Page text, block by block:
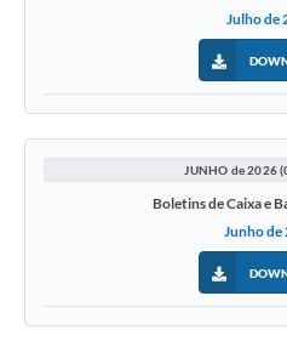
Julho de
JUNHO de 2026
Boletins de Caixa e
Junho de